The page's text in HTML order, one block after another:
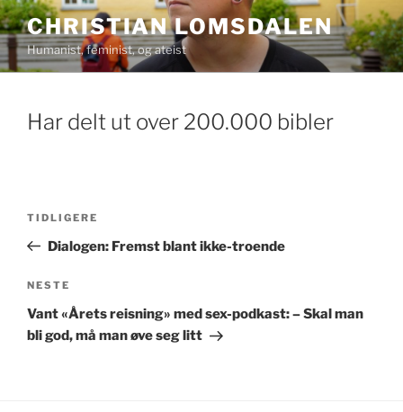
Gå
til
innhold
CHRISTIAN LOMSDALEN
Humanist, feminist, og ateist
Har delt ut over 200.000 bibler
Forrige
innlegg
TIDLIGERE
Dialogen: Fremst blant ikke-troende
Neste
innlegg
NESTE
Vant «Årets reisning» med sex-podkast: – Skal man
bli god, må man øve seg litt